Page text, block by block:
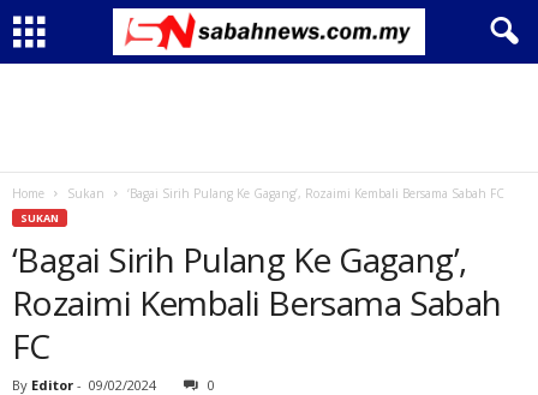
Home Sukan ‘Bagai Sirih Pulang Ke Gagang’, Rozaimi Kembali Bersama Sabah FC
SUKAN
‘Bagai Sirih Pulang Ke Gagang’,
Rozaimi Kembali Bersama Sabah
FC
By Editor - 09/02/2024 0